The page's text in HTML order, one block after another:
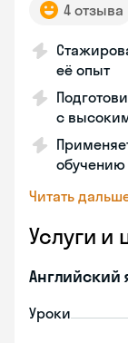
4 отзыва
её опыт
с
обучению
Читать
Услуги и
Английский
Уроки